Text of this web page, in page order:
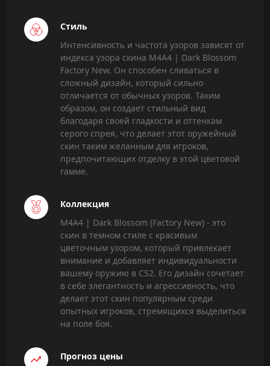
Стиль
Интенсивность и частота узоров зависят от
индекса узора скина M4A4 | Dark Blossom
Factory New. Он способен сливаться в
сложный дизайн, который сильно
отличается от обычных узоров. Таким
образом, он создает стильный вид
благодаря своей гладкости и оттенкам
серого спрея, что делает этот оружейный
скин таким желанным для игроков,
предпочитающих отделку в этой цветовой
гамме.
Коллекция
M4A4 | Dark Blossom (Factory New) - это
скин в темном стиле с красивым
цветочным узором, который привлекает
внимание и добавляет индивидуальности
вашему оружию в CS2. Его дизайн сочетает
в себе элегантность и агрессивность, что
делает этот скин популярным среди
опытных игроков, стремящихся выделиться
на поле боя.
Прогноз цены